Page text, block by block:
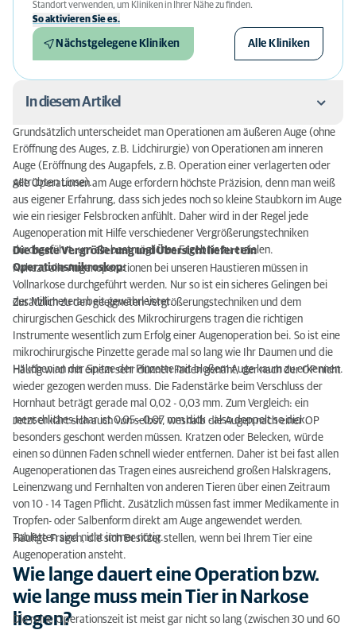
Standort verwenden, um Kliniken in Ihrer Nähe zu finden.
So aktivieren Sie es.
Nächstgelegene Kliniken Alle Kliniken
In diesem Artikel
Wie lange dauert eine Operation bzw. wie lange
muss mein Tier in Narkose liegen?
Wie hoch ist das Narkoserisiko?
Worauf muss ich nach einer Augenoperation
besonders achten?
Was muss ich bei der Verabreichung von
Augenmedikamenten beachten?
Wie kann ein Auge wieder funktionieren, wenn es
einmal eröffnet wurde?
Kann mein Hund direkt nach der OP wieder sehen?
Wieviel kostet eine Augenoperation?
Grundsätzlich unterscheidet man Operationen am äußeren Auge (ohne
Eröffnung des Auges, z.B. Lidchirurgie) von Operationen am inneren
Auge (Eröffnung des Augapfels, z.B. Operation einer verlagerten oder
getrübten Linse).
Alle Operationen am Auge erfordern höchste Präzision, denn man weiß
aus eigener Erfahrung, dass sich jedes noch so kleine Staubkorn im Auge
wie ein riesiger Felsbrocken anfühlt. Daher wird in der Regel jede
Augenoperation mit Hilfe verschiedener Vergrößerungstechniken
durchgeführt, um ein bestmögliches Ergebnis zu erzielen.
Die beste Vergrößerung und Übersicht liefert ein
Operationsmikroskop:
Nahezu alle Augenoperationen bei unseren Haustieren müssen in
Vollnarkose durchgeführt werden. Nur so ist ein sicheres Gelingen bei
der Millimeterarbeit gewährleistet.
Zusätzlich zu den geeigneten Vergrößerungstechniken und dem
chirurgischen Geschick des Mikrochirurgens tragen die richtigen
Instrumente wesentlich zum Erfolg einer Augenoperation bei. So ist eine
mikrochirurgische Pinzette gerade mal so lang wie Ihr Daumen und die
Häkchen an der Spitze der Pinzette mit bloßem Auge kaum zu erkennen.
Häufig wird mit einem sehr dünnen Faden genäht, der nach der OP nicht
wieder gezogen werden muss. Die Fadenstärke beim Verschluss der
Hornhaut beträgt gerade mal 0,02 - 0,03 mm. Zum Vergleich: ein
menschliches Haar ist 0,05 - 0,07 mm dick - also doppelt so dick.
Jetzt erklärt sich auch von selbst, weshalb die Augen nach einer OP
besonders geschont werden müssen. Kratzen oder Belecken, würde
einen so dünnen Faden schnell wieder entfernen. Daher ist bei fast allen
Augenoperationen das Tragen eines ausreichend großen Halskragens,
Leinenzwang und Fernhalten von anderen Tieren über einen Zeitraum
von 10 - 14 Tagen Pflicht. Zusätzlich müssen fast immer Medikamente in
Tropfen- oder Salbenform direkt am Auge angewendet werden.
Tabletten sind nicht immer nötig.
Häufige Fragen, die sich Besitzer stellen, wenn bei Ihrem Tier eine
Augenoperation ansteht.
Wie lange dauert eine Operation bzw.
wie lange muss mein Tier in Narkose
liegen?
Die reine Operationszeit ist meist gar nicht so lang (zwischen 30 und 60